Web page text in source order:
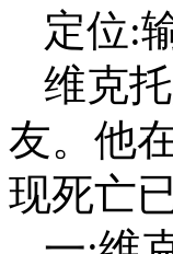
定位:
维克
友。他
现死亡